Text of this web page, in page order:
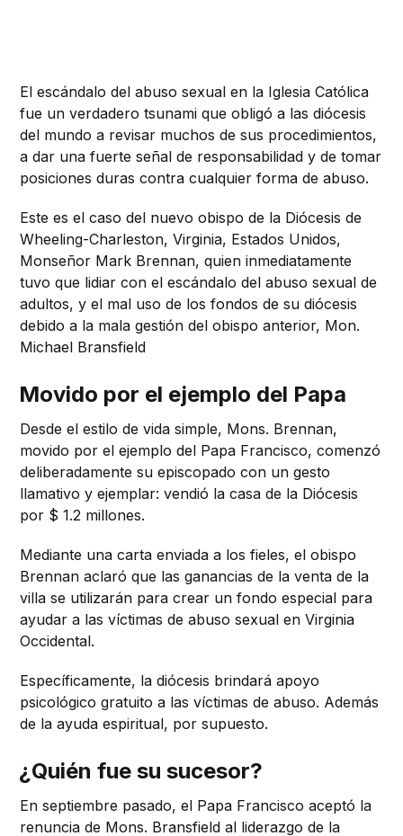
El escándalo del abuso sexual en la Iglesia Católica
fue un verdadero tsunami que obligó a las diócesis
del mundo a revisar muchos de sus procedimientos,
a dar una fuerte señal de responsabilidad y de tomar
posiciones duras contra cualquier forma de abuso.
Este es el caso del nuevo obispo de la Diócesis de
Wheeling-Charleston, Virginia, Estados Unidos,
Monseñor Mark Brennan, quien inmediatamente
tuvo que lidiar con el escándalo del abuso sexual de
adultos, y el mal uso de los fondos de su diócesis
debido a la mala gestión del obispo anterior, Mon.
Michael Bransfield
Movido por el ejemplo del Papa
Desde el estilo de vida simple, Mons. Brennan,
movido por el ejemplo del Papa Francisco, comenzó
deliberadamente su episcopado con un gesto
llamativo y ejemplar: vendió la casa de la Diócesis
por $ 1.2 millones.
Mediante una carta enviada a los fieles, el obispo
Brennan aclaró que las ganancias de la venta de la
villa se utilizarán para crear un fondo especial para
ayudar a las víctimas de abuso sexual en Virginia
Occidental.
Específicamente, la diócesis brindará apoyo
psicológico gratuito a las víctimas de abuso. Además
de la ayuda espiritual, por supuesto.
¿Quién fue su sucesor?
En septiembre pasado, el Papa Francisco aceptó la
renuncia de Mons. Bransfield al liderazgo de la